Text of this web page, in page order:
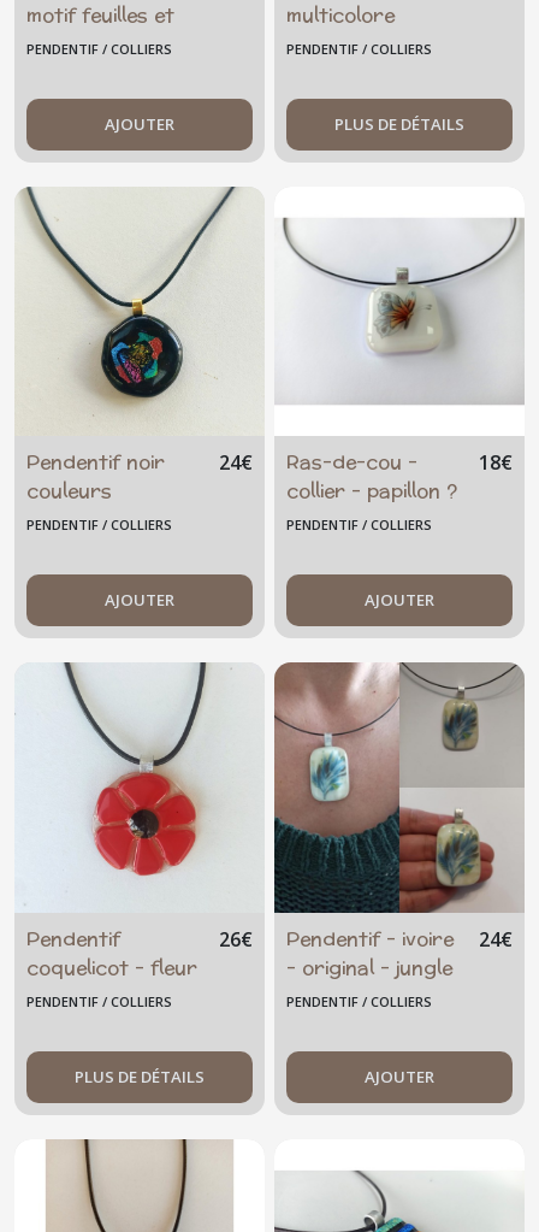
motif feuilles et
fleurs roses
PENDENTIF / COLLIERS
AJOUTER
multicolore
nombreux reflets
PENDENTIF / COLLIERS
PLUS DE DÉTAILS
Pendentif noir
couleurs
dichroïque
24€
PENDENTIF / COLLIERS
AJOUTER
Ras-de-cou -
collier - papillon ?
18€
PENDENTIF / COLLIERS
AJOUTER
Pendentif
coquelicot - fleur
- artisanal unique
printemps- floral
26€
PENDENTIF / COLLIERS
PLUS DE DÉTAILS
Pendentif - ivoire
- original - jungle
- fleur bleue
24€
PENDENTIF / COLLIERS
AJOUTER